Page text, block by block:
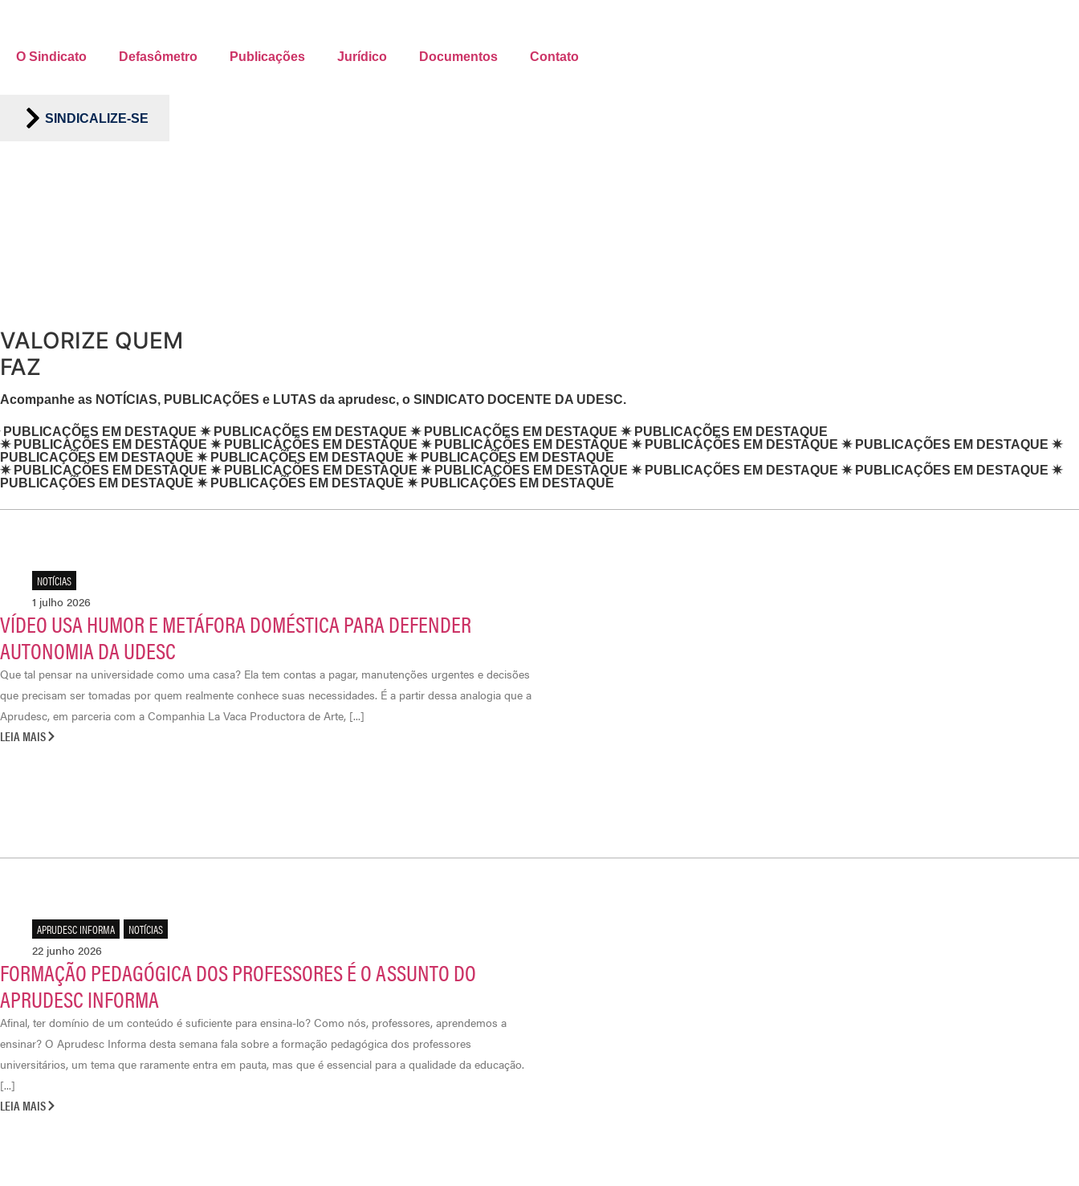
O Sindicato Defasômetro Publicações Jurídico Documentos Contato
SINDICALIZE-SE
VALORIZE QUEM
FAZ
Acompanhe as NOTÍCIAS, PUBLICAÇÕES e LUTAS da aprudesc, o SINDICATO DOCENTE DA UDESC.
✷ PUBLICAÇÕES EM DESTAQUE ✷ PUBLICAÇÕES EM DESTAQUE✷ PUBLICAÇÕES EM DESTAQUE✷ PUBLICAÇÕES EM DESTAQUE
✷ PUBLICAÇÕES EM DESTAQUE ✷ PUBLICAÇÕES EM DESTAQUE ✷ PUBLICAÇÕES EM DESTAQUE ✷ PUBLICAÇÕES EM DESTAQUE ✷ PUBLICAÇÕES EM DESTAQUE ✷
PUBLICAÇÕES EM DESTAQUE ✷ PUBLICAÇÕES EM DESTAQUE ✷ PUBLICAÇÕES EM DESTAQUE
✷ PUBLICAÇÕES EM DESTAQUE ✷ PUBLICAÇÕES EM DESTAQUE ✷ PUBLICAÇÕES EM DESTAQUE ✷ PUBLICAÇÕES EM DESTAQUE ✷ PUBLICAÇÕES EM DESTAQUE ✷
PUBLICAÇÕES EM DESTAQUE ✷ PUBLICAÇÕES EM DESTAQUE ✷ PUBLICAÇÕES EM DESTAQUE
NOTÍCIAS
1 julho 2026
VÍDEO USA HUMOR E METÁFORA DOMÉSTICA PARA DEFENDER
AUTONOMIA DA UDESC
Que tal pensar na universidade como uma casa? Ela tem contas a pagar, manutenções urgentes e decisões
que precisam ser tomadas por quem realmente conhece suas necessidades. É a partir dessa analogia que a
Aprudesc, em parceria com a Companhia La Vaca Productora de Arte, [...]
LEIA MAIS
APRUDESC INFORMA
NOTÍCIAS
22 junho 2026
FORMAÇÃO PEDAGÓGICA DOS PROFESSORES É O ASSUNTO DO
APRUDESC INFORMA
Afinal, ter domínio de um conteúdo é suficiente para ensina-lo? Como nós, professores, aprendemos a
ensinar? O Aprudesc Informa desta semana fala sobre a formação pedagógica dos professores
universitários, um tema que raramente entra em pauta, mas que é essencial para a qualidade da educação.
[...]
LEIA MAIS